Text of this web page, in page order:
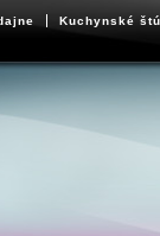
Kuchynské